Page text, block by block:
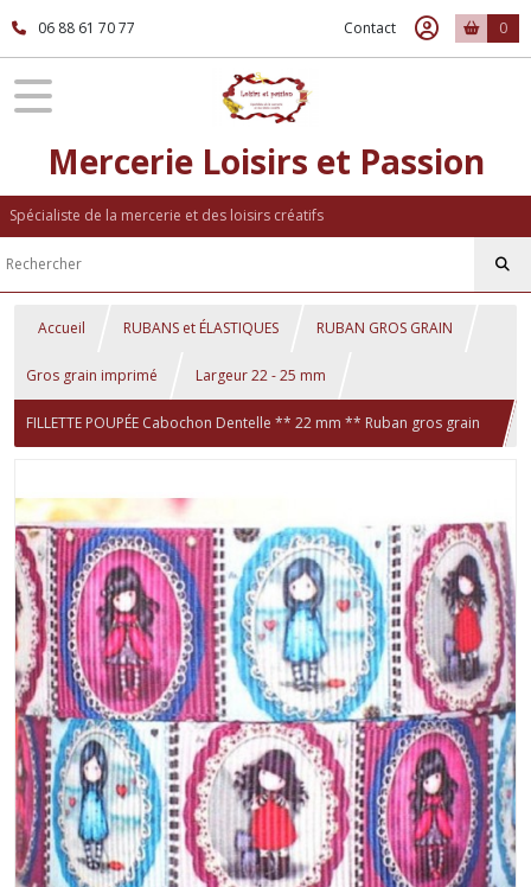
06 88 61 70 77 Contact 0
Mercerie Loisirs et Passion
Spécialiste de la mercerie et des loisirs créatifs
Accueil RUBANS et ÉLASTIQUES RUBAN GROS GRAIN
Gros grain imprimé Largeur 22 - 25 mm
FILLETTE POUPÉE Cabochon Dentelle ** 22 mm ** Ruban gros grain